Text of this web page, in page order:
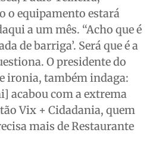
o equipamento estará
a um mês. “Acho que é
de barriga’. Será que é a
O presidente do
ironia, também indaga:
acabou com a extrema
Vix + Cidadania, quem
mais de Restaurante